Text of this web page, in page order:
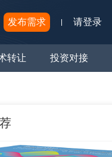
发布需求 请登录
转让 投资对接